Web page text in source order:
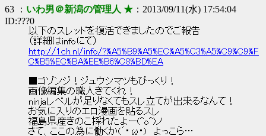
63 ： いわ男＠新潟の管理人 ★ ：2013/09/11(水) 17:54:04
ID:???0
以下のスレッドを復活できましたのでご報告
（詳細はinfoにて）
http://1ch.nl/info/?%A5%B9%A5%EC%A5%C3%A5%C9%C9%F
C%B5%EC%BA%EE%B6%C8%BD%EA
■ゴゾンジ！ジュウシマツもびっくり！
画像編集の職人きてくれ！
ninjaレベルが足りなくてもスレ立てが出来るなんて！
お気に入りのエロ漫画を貼るスレ
福島県産きのこ採れたよー(^o^)ノ
さて、ここの為に働くか(´･ω･) よっこら…